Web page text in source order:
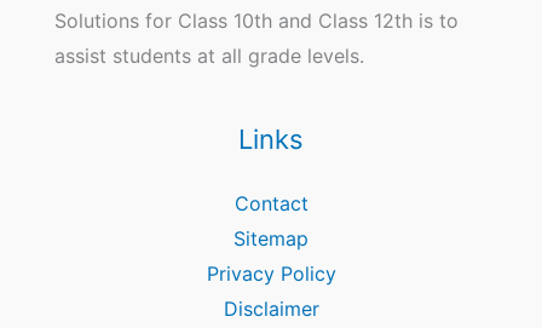
Solutions for Class 10th and Class 12th is to
assist students at all grade levels.
Links
Contact
Sitemap
Privacy Policy
Disclaimer